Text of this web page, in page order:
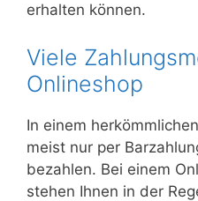
erhalten können.
Viele
Onlineshop
In einem
meist nur per
bezahlen. Bei einem
stehen Ihnen in der